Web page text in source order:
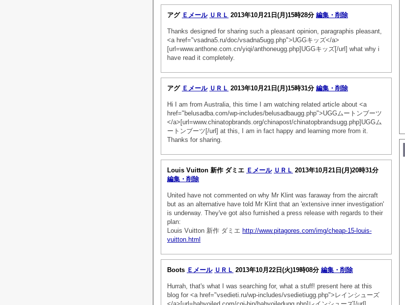
アグ Ｅメール ＵＲＬ 2013年10月21日(月)15時28分 編集・削除
Thanks designed for sharing such a pleasant opinion, paragraphis pleasant,
<a href="vsadna5.ru/doc/vsadna5ugg.php">UGGキッズ</a>
[url=www.anthone.com.cn/yiqi/anthoneugg.php]UGGキッズ[/url] what why i
have read it completely.
アグ Ｅメール ＵＲＬ 2013年10月21日(月)15時31分 編集・削除
Hi I am from Australia, this time I am watching related article about <a
href="belusadba.com/wp-includes/belusadbaugg.php">UGGムートンブーツ
</a>[url=www.chinatopbrands.org/chinapost/chinatopbrandsugg.php]UGGム
ートンブーツ[/url] at this, I am in fact happy and learning more from it.
Thanks for sharing.
Louis Vuitton 新作 ダミエ Ｅメール ＵＲＬ 2013年10月21日(月)20時31分
編集・削除
United have not commented on why Mr Klint was faraway from the aircraft
but as an alternative have told Mr Klint that an 'extensive inner investigation'
is underway. They've got also furnished a press release with regards to their
plan:
Louis Vuitton 新作 ダミエ http://www.pitagores.com/img/cheap-15-louis-
vuitton.html
Boots Ｅメール ＵＲＬ 2013年10月22日(火)19時08分 編集・削除
Hurrah, that's what I was searching for, what a stuff! present here at this
blog for <a href="vsedieti.ru/wp-includes/vsedietiugg.php">レインシューズ